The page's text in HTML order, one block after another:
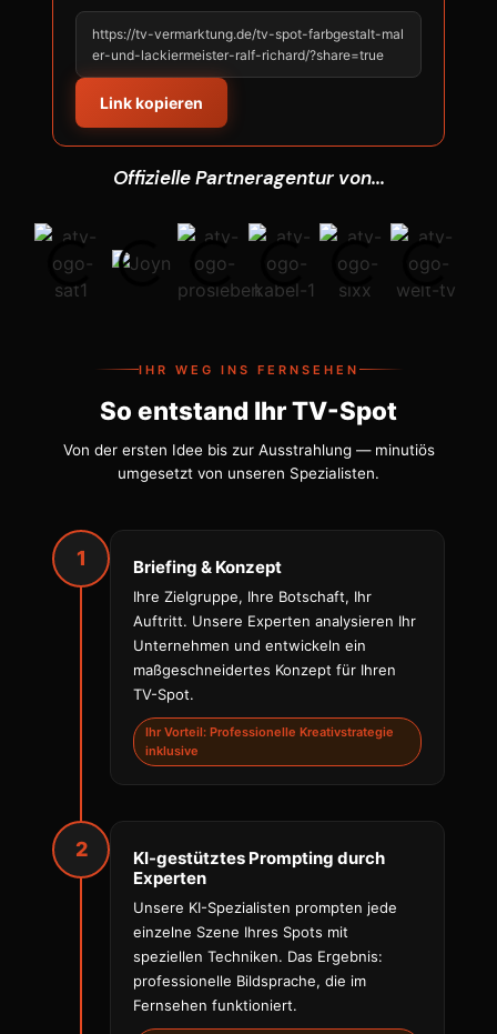
https://tv-vermarktung.de/tv-spot-farbgestalt-mal
er-und-lackiermeister-ralf-richard/?share=true
Link kopieren
Offizielle Partneragentur von...
IHR WEG INS FERNSEHEN
So entstand Ihr TV-Spot
Von der ersten Idee bis zur Ausstrahlung — minutiös
umgesetzt von unseren Spezialisten.
1 Briefing & Konzept
Ihre Zielgruppe, Ihre Botschaft, Ihr
Auftritt. Unsere Experten analysieren Ihr
Unternehmen und entwickeln ein
maßgeschneidertes Konzept für Ihren
TV-Spot.
Ihr Vorteil: Professionelle Kreativstrategie
inklusive
2
KI-gestütztes Prompting durch
Experten
Unsere KI-Spezialisten prompten jede
einzelne Szene Ihres Spots mit
speziellen Techniken. Das Ergebnis:
professionelle Bildsprache, die im
Fernsehen funktioniert.